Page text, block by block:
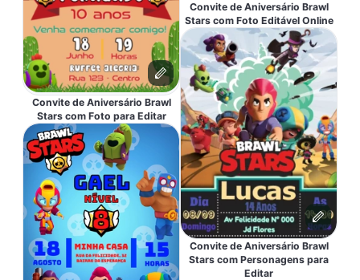
Convite de Aniversário Brawl
Stars com Foto para Editar
Convite de Aniversário Brawl
Stars com Foto Editável Online
Convite de Aniversário Brawl
Stars com Personagens para
Editar